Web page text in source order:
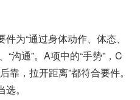
为“通过身体动作、体态、
沟通”。A项中的“手势”，C
靠，拉开距离”都符合要件。
。